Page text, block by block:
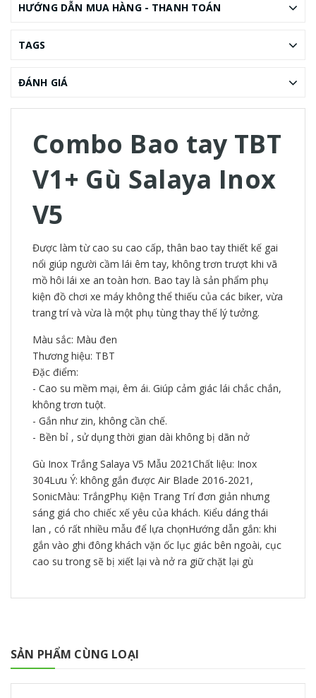
HƯỚNG DẪN MUA HÀNG - THANH TOÁN
TAGS
ĐÁNH GIÁ
Combo Bao tay TBT
V1+ Gù Salaya Inox
V5
Được làm từ cao su cao cấp, thân bao tay thiết kế gai
nổi giúp người cầm lái êm tay, không trơn trượt khi vã
mồ hôi lái xe an toàn hơn. Bao tay là sản phẩm phụ
kiện đồ chơi xe máy không thể thiếu của các biker, vừa
trang trí và vừa là một phụ tùng thay thế lý tưởng.
Màu sắc: Màu đen
Thương hiệu: TBT
Đặc điểm:
- Cao su mềm mại, êm ái. Giúp cảm giác lái chắc chắn,
không trơn tuột.
- Gắn như zin, không cần chế.
- Bền bỉ , sử dụng thời gian dài không bị dãn nở
Gù Inox Trắng Salaya V5 Mẫu 2021Chất liệu: Inox
304Lưu Ý: không gắn được Air Blade 2016-2021,
SonicMàu: TrắngPhụ Kiện Trang Trí đơn giản nhưng
sáng giá cho chiếc xế yêu của khách. Kiểu dáng thái
lan , có rất nhiều mẫu để lựa chọnHướng dẫn gắn: khi
gắn vào ghi đông khách vặn ốc lục giác bên ngoài, cục
cao su trong sẽ bị xiết lại và nở ra giữ chặt lại gù
SẢN PHẨM CÙNG LOẠI